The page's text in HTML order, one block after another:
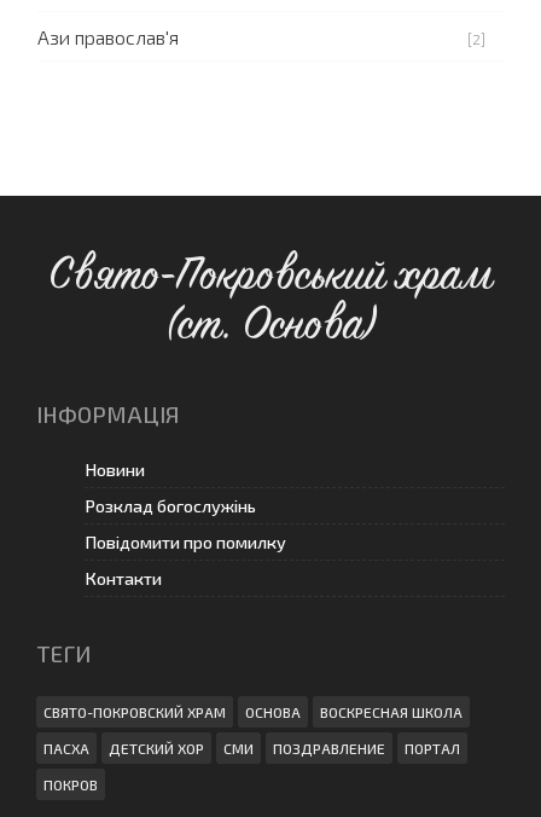
Ази православ'я [2]
Свято-Покровський храм
(ст. Основа)
ІНФОРМАЦІЯ
Новини
Розклад богослужінь
Повідомити про помилку
Контакти
ТЕГИ
СВЯТО-ПОКРОВСКИЙ ХРАМ ОСНОВА ВОСКРЕСНАЯ ШКОЛА
ПАСХА ДЕТСКИЙ ХОР СМИ ПОЗДРАВЛЕНИЕ ПОРТАЛ
ПОКРОВ